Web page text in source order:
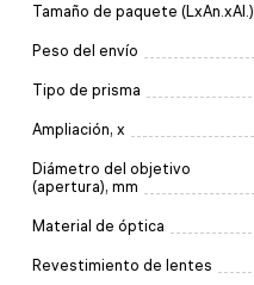
Tamaño de paquete (LxAn.xAl.)
Peso del envío
Tipo de prisma
Ampliación, x
Diámetro del objetivo
(apertura), mm
Material de óptica
Revestimiento de lentes